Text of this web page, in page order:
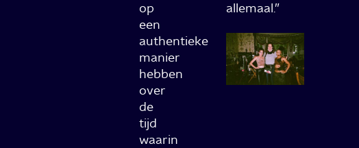
op
een
authentieke
manier
hebben
over
de
tijd
waarin
allemaal.”